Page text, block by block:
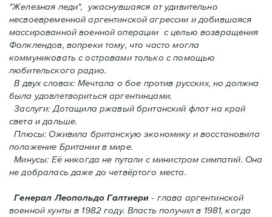
"Железная леди", ужаснувшаяся от удивительно
несвоевременной аргентинской агрессии и добившаяся
массированной военной операции с целью возвращения
Фолклендов, вопреки тому, что часто могла
коммуниковать с островами только с помощью
любительского радио.
В двух словах: Мечтала о бое против русских, но должна
была удовлетвориться аргентинцами.
Заслуги: Дотащила ржавый британский флот на край
света и дальше.
Плюсы: Оживила британскую экономику и восстановила
положение Британии в мире.
Минусы: Её никогда не путали с министром симпатий. Oнa
не добралась даже до четвёртого места.
Генерал Леопольдо Галтиери - глава аргентинской
военной хунты в 1982 году. Власть получил в 1981, когда